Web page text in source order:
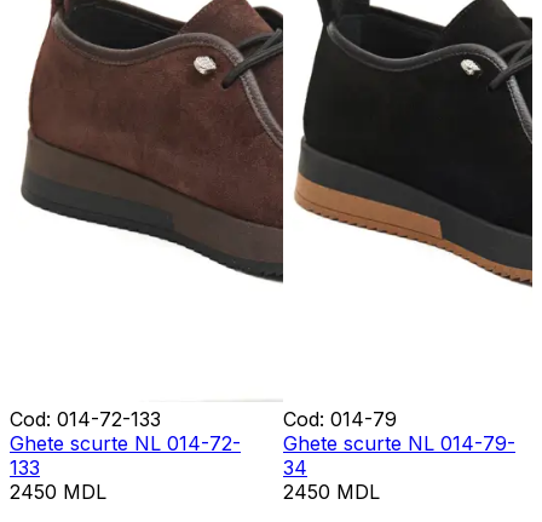
Cod: 014-72-133
Ghete scurte NL 014-72-
133
2450 MDL
Cod: 014-79
Ghete scurte NL 014-79-
34
2450 MDL